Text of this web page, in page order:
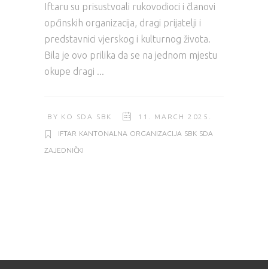
Iftaru su prisustvoali rukovodioci i članovi
općinskih organizacija, dragi prijatelji i
predstavnici vjerskog i kulturnog života.
Bila je ovo prilika da se na jednom mjestu
okupe dragi
BY KO SDA SBK 11. MARCH 2025.
IFTAR KANTONALNA ORGANIZACIJA SBK SDA
ZAJEDNIČKI